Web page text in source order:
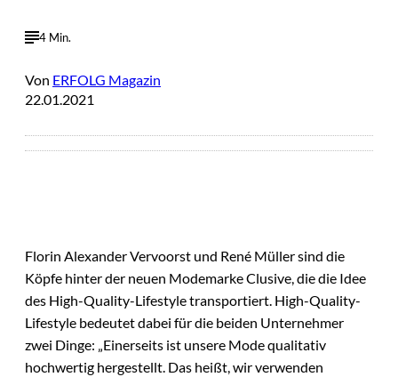
4 Min.
Von ERFOLG Magazin
22.01.2021
Florin Alexander Vervoorst und René Müller sind die
Köpfe hinter der neuen Modemarke Clusive, die die Idee
des High-Quality-Lifestyle transportiert. High-Quality-
Lifestyle bedeutet dabei für die beiden Unternehmer
zwei Dinge: „Einerseits ist unsere Mode qualitativ
hochwertig hergestellt. Das heißt, wir verwenden